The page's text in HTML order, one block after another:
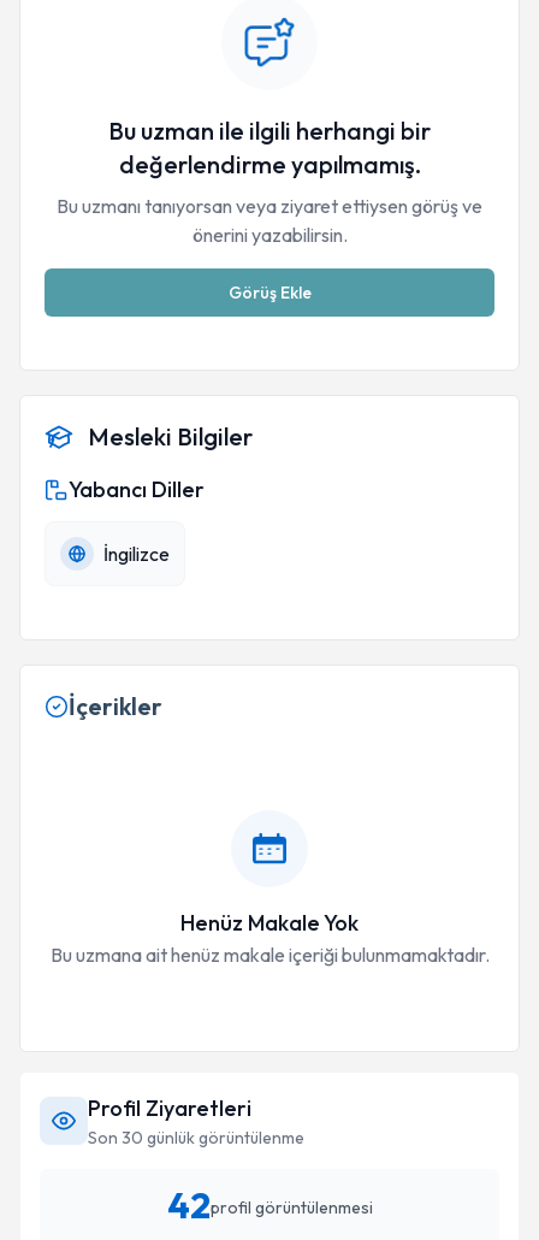
Bu uzman ile ilgili herhangi bir
değerlendirme yapılmamış.
Bu uzmanı tanıyorsan veya ziyaret ettiysen görüş ve
önerini yazabilirsin.
Görüş Ekle
Mesleki Bilgiler
Yabancı Diller
İngilizce
İçerikler
Henüz Makale Yok
Bu uzmana ait henüz makale içeriği bulunmamaktadır.
Profil Ziyaretleri
Son 30 günlük görüntülenme
42profil görüntülenmesi